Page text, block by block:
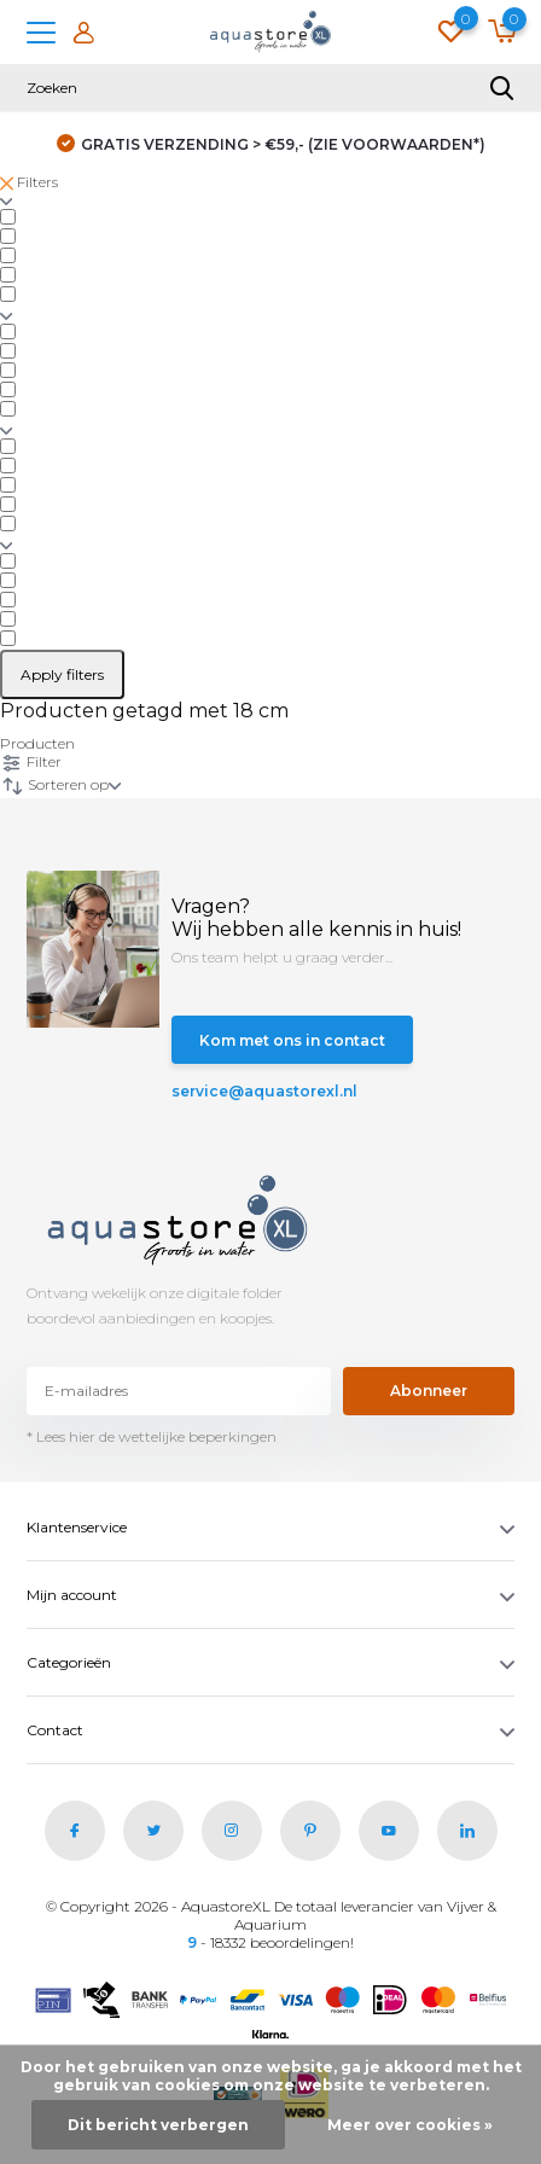
0 0
GRATIS VERZENDING > €59,- (ZIE VOORWAARDEN*)
Filters
Apply filters
Producten getagd met 18 cm
Producten
Filter
Sorteren op
Vragen?
Wij hebben alle kennis in huis!
Ons team helpt u graag verder...
Kom met ons in contact
service@aquastorexl.nl
Ontvang wekelijk onze digitale folder
boordevol aanbiedingen en koopjes.
Abonneer
* Lees hier de wettelijke beperkingen
Klantenservice
Mijn account
Categorieën
Contact
© Copyright 2026 - AquastoreXL De totaal leverancier van Vijver &
Aquarium
9 - 18332 beoordelingen!
Door het gebruiken van onze website, ga je akkoord met het
gebruik van cookies om onze website te verbeteren.
Dit bericht verbergen Meer over cookies »